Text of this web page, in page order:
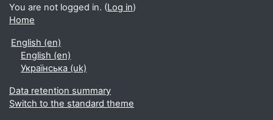
You are not logged in. (Log in)
Home
English ‎(en)‎
English ‎(en)‎
Українська ‎(uk)‎
Data retention summary
Switch to the standard theme